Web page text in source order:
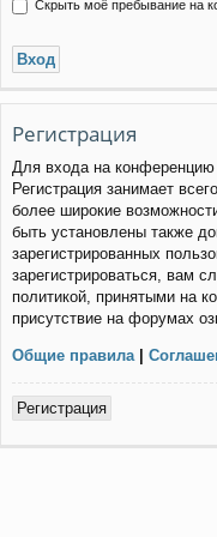
Скрыть моё пребывание на
Регистрация
Для входа на
Регистрация занимает
более широкие
быть установлены также
зарегистрированных
зарегистрироваться, вам
политикой, принятыми на
присутствие на форумах
Общие правила|
Регистрация